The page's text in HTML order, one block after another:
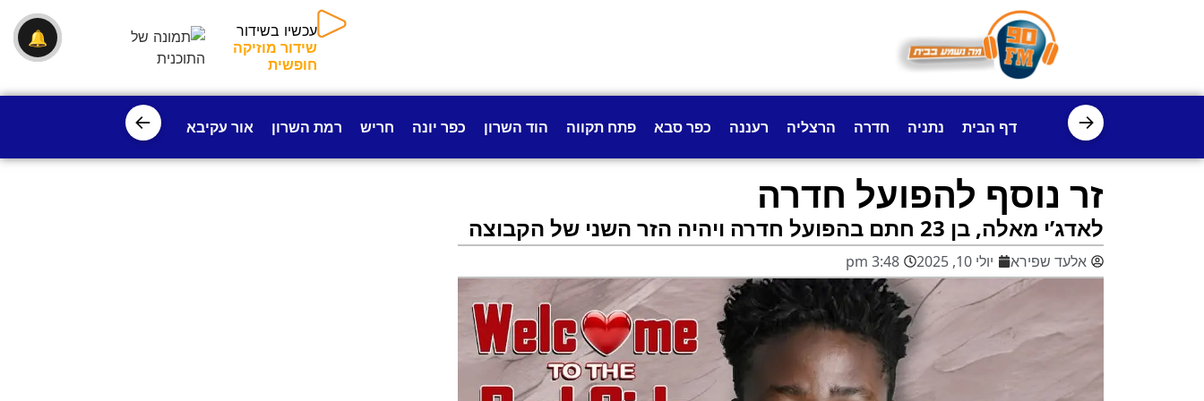
עכשיו בשידור
שידור מוזיקה
חופשית
→ דף הבית נתניה חדרה הרצליה רעננה כפר סבא פתח תקווה הוד השרון כפר יונה חריש רמת השרון אור עקיבא פרדס חנה
←
זר נוסף להפועל חדרה
לאדג’י מאלה, בן 23 חתם בהפועל חדרה ויהיה הזר השני של הקבוצה
אלעד שפירא יולי 10, 2025 3:48 pm
🔔